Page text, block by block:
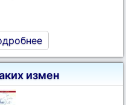
измен